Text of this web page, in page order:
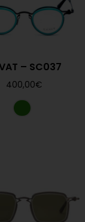
– SC037
400,00€